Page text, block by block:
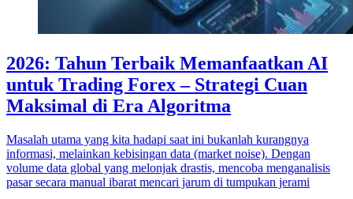
2026: Tahun Terbaik Memanfaatkan AI
untuk Trading Forex – Strategi Cuan
Maksimal di Era Algoritma
Masalah utama yang kita hadapi saat ini bukanlah kurangnya
informasi, melainkan kebisingan data (market noise). Dengan
volume data global yang melonjak drastis, mencoba menganalisis
pasar secara manual ibarat mencari jarum di tumpukan jerami